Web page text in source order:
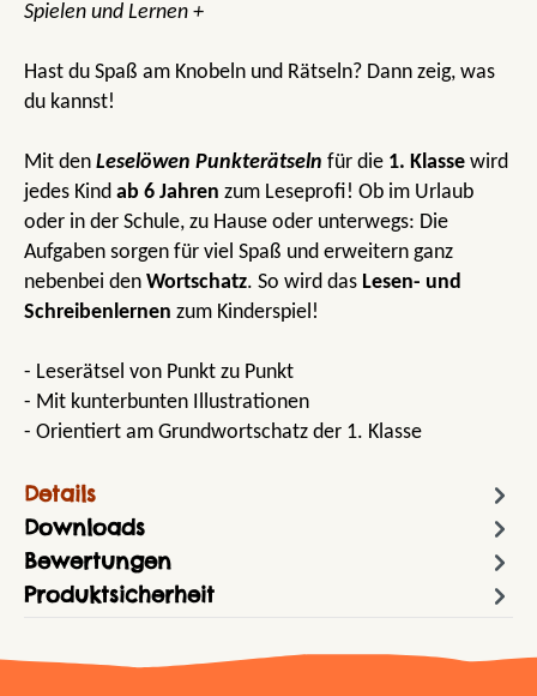
Spielen und Lernen +
Hast du Spaß am Knobeln und Rätseln? Dann zeig, was
du kannst!
Mit den Leselöwen Punkterätseln für die 1. Klasse wird
jedes Kind ab 6 Jahren zum Leseprofi! Ob im Urlaub
oder in der Schule, zu Hause oder unterwegs: Die
Aufgaben sorgen für viel Spaß und erweitern ganz
nebenbei den Wortschatz. So wird das Lesen- und
Schreibenlernen zum Kinderspiel!
- Leserätsel von Punkt zu Punkt
- Mit kunterbunten Illustrationen
- Orientiert am Grundwortschatz der 1. Klasse
Details
Downloads
Bewertungen
Produktsicherheit